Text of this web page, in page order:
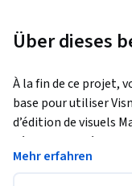
Über dieses
À la fin de ce projet,
base pour utiliser
d’édition de visuels
découvrir en détail
plateforme, et serez
Mehr erfahren